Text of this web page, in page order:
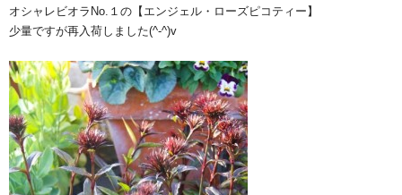
オシャレビオラNo.１の【エンジェル・ローズピコティー】
少量ですが再入荷しました(^-^)v